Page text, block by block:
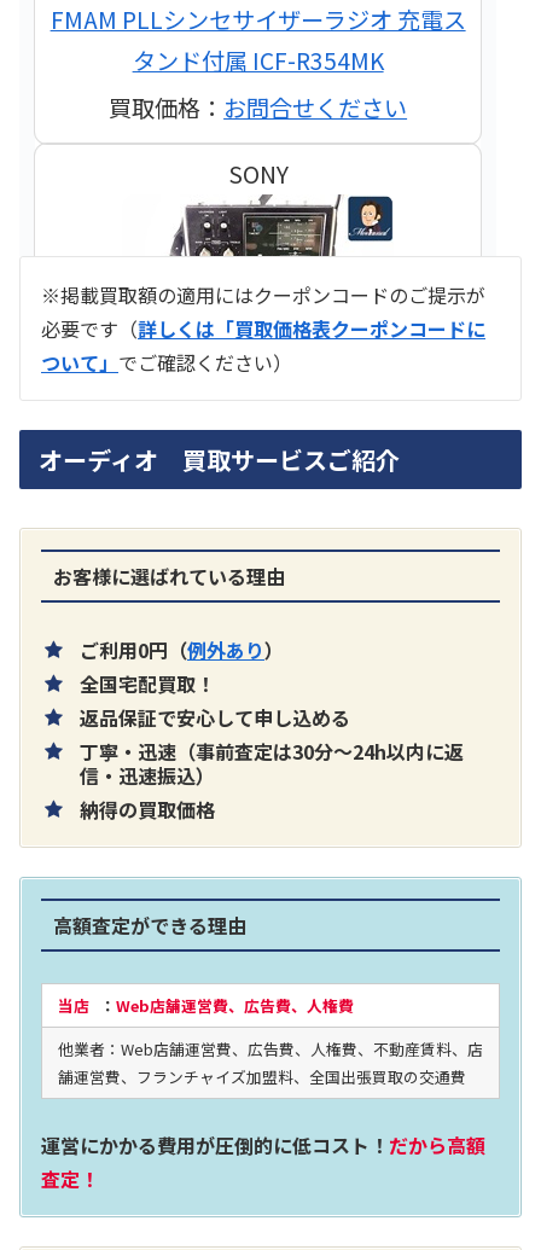
FMAM PLLシンセサイザーラジオ 充電ス
タンド付属 ICF-R354MK
買取価格： お問合せください
SONY
買取価格：お問合せください
SONY
片耳巻き取りイヤホン内蔵ラジオ SRF-
2024年12月更新 オーディオ買取価格
LUXKIT
※掲載買取額の適用にはクーポンコードのご提示が
必要です（詳しくは「買取価格表クーポンコードに
ついて」 でご確認ください）
オーディオ 買取サービスご紹介
お客様に選ばれている理由
ご利用0円（例外あり）
全国宅配買取！
返品保証で安心して申し込める
丁寧・迅速（事前査定は30分～24h以内に返
信・迅速振込）
納得の買取価格
高額査定ができる理由
当店： Web店舗運営費、広告費、人権費
他業者：Web店舗運営費、広告費、人権費、不動産賃料、店
舗運営費、フランチャイズ加盟料、全国出張買取の交通費
運営にかかる費用が圧倒的に低コスト！ だから高額
査定！